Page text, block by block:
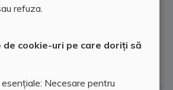
refuza.
cookie-uri pe care doriți să
Necesare pentru